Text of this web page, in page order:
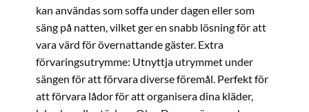
kan användas som soffa under dagen eller som
säng på natten, vilket ger en snabb lösning för att
vara värd för övernattande gäster. Extra
förvaringsutrymme: Utnyttja utrymmet under
sängen för att förvara diverse föremål. Perfekt för
att förvara lådor för att organisera dina kläder,